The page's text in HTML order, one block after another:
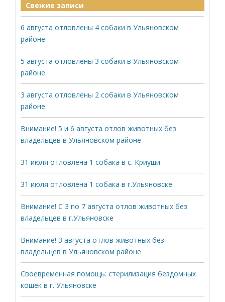
Свежие записи
6 августа отловлены 4 собаки в Ульяновском
районе
5 августа отловлены 3 собаки в Ульяновском
районе
3 августа отловлены 2 собаки в Ульяновском
районе
Внимание! 5 и 6 августа отлов животных без
владельцев в Ульяновском районе
31 июля отловлена 1 собака в с. Криуши
31 июля отловлена 1 собака в г.Ульяновске
Внимание! С 3 по 7 августа отлов животных без
владельцев в г.Ульяновске
Внимание! 3 августа отлов животных без
владельцев в Ульяновском районе
Своевременная помощь: стерилизация бездомных
кошек в г. Ульяновске